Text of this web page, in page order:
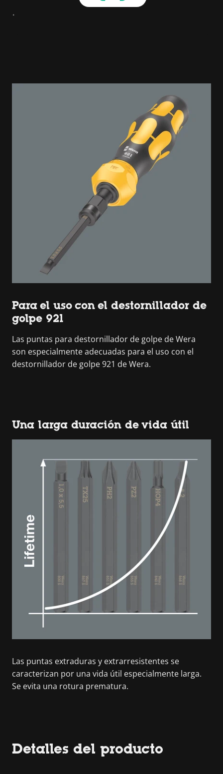
Para el uso con el destornillador de
golpe 921
Las puntas para destornillador de golpe de Wera
son especialmente adecuadas para el uso con el
destornillador de golpe 921 de Wera.
Una larga duración de vida útil
Las puntas extraduras y extrarresistentes se
caracterizan por una vida útil especialmente larga.
Se evita una rotura prematura.
Detalles del producto